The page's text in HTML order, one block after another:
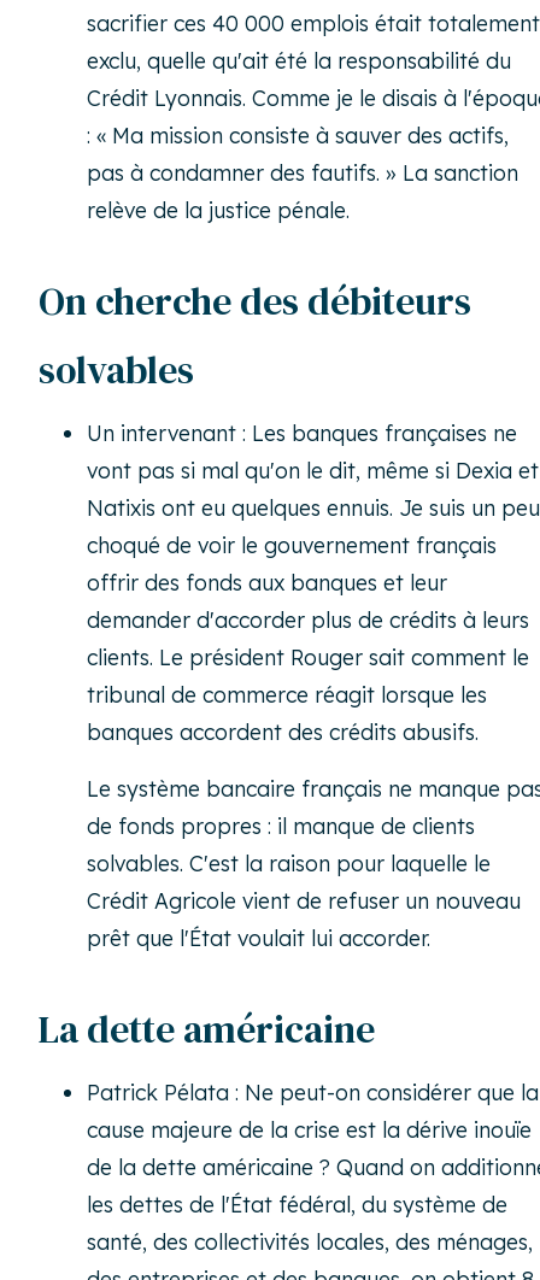
sacrifier ces 40 000 emplois était totalement
exclu, quelle qu'ait été la responsabilité du
Crédit Lyonnais. Comme je le disais à
: « Ma mission consiste à sauver des actifs,
pas à condamner des fautifs. » La sanction
relève de la justice pénale.
On cherche des débiteurs
solvables
Un intervenant : Les banques françaises ne
vont pas si mal qu'on le dit, même si Dexia et
Natixis ont eu quelques ennuis. Je suis un peu
choqué de voir le gouvernement français
offrir des fonds aux banques et leur
demander d'accorder plus de crédits à leurs
clients. Le président Rouger sait comment le
tribunal de commerce réagit lorsque les
banques accordent des crédits abusifs.
Le système bancaire français ne manque
de fonds propres : il manque de clients
solvables. C'est la raison pour laquelle le
Crédit Agricole vient de refuser un nouveau
prêt que l'État voulait lui accorder.
La dette américaine
Patrick Pélata : Ne peut-on considérer que la
cause majeure de la crise est la dérive inouïe
de la dette américaine ? Quand on
les dettes de l'État fédéral, du système de
santé, des collectivités locales, des ménages,